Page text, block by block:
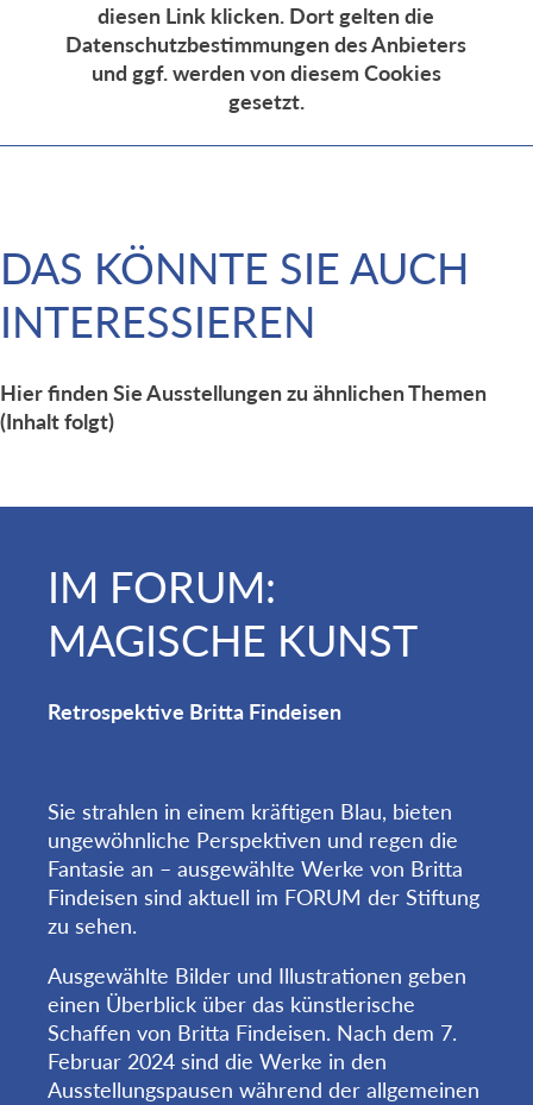
diesen Link klicken. Dort gelten die
Datenschutzbestimmungen des Anbieters
und ggf. werden von diesem Cookies
gesetzt.
DAS KÖNNTE SIE AUCH
INTERESSIEREN
Hier finden Sie Ausstellungen zu ähnlichen Themen
(Inhalt folgt)
IM FORUM:
MAGISCHE KUNST
Retrospektive Britta Findeisen
Sie strahlen in einem kräftigen Blau, bieten
ungewöhnliche Perspektiven und regen die
Fantasie an – ausgewählte Werke von Britta
Findeisen sind aktuell im FORUM der Stiftung
zu sehen.
Ausgewählte Bilder und Illustrationen geben
einen Überblick über das künstlerische
Schaffen von Britta Findeisen. Nach dem 7.
Februar 2024 sind die Werke in den
Ausstellungspausen während der allgemeinen